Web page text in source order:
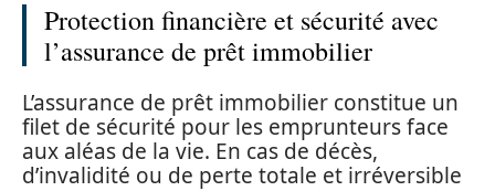
Protection financière et sécurité avec
l’assurance de prêt immobilier
L’assurance de prêt immobilier constitue un
filet de sécurité pour les emprunteurs face
aux aléas de la vie. En cas de décès,
d’invalidité ou de perte totale et irréversible